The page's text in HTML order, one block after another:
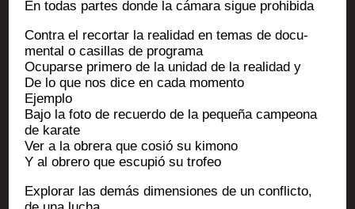
En todas partes donde la cáma­ra sigue prohibida
Contra el recor­tar la rea­li­dad en temas de docu­
men­tal o casillas de programa
Ocu­parse pri­me­ro de la uni­dad de la rea­li­dad y
De lo que nos dice en cada momento
Ejemplo
Bajo la foto de recuer­do de la pequeña cam­peo­na
de karate
Ver a la obre­ra que cosió su kimono
Y al obre­ro que escu­pió su trofeo
Explo­rar las demás dimen­siones de un conflic­to,